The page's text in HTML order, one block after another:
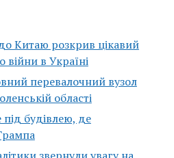
Китаю розкрив цікавий
війни в Україні
перевалочний вузол
області
під будівлею, де